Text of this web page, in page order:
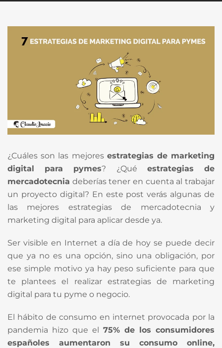
¿Cuáles son las mejores estrategias de marketing
digital para pymes? ¿Qué estrategias de
mercadotecnia deberías tener en cuenta al trabajar
un proyecto digital? En este post verás algunas de
las mejores estrategias de mercadotecnia y
marketing digital para aplicar desde ya.
Ser visible en Internet a día de hoy se puede decir
que ya no es una opción, sino una obligación, por
ese simple motivo ya hay peso suficiente para que
te plantees el realizar estrategias de marketing
digital para tu pyme o negocio.
El hábito de consumo en internet provocada por la
pandemia hizo que el 75% de los consumidores
españoles aumentaron su consumo online,